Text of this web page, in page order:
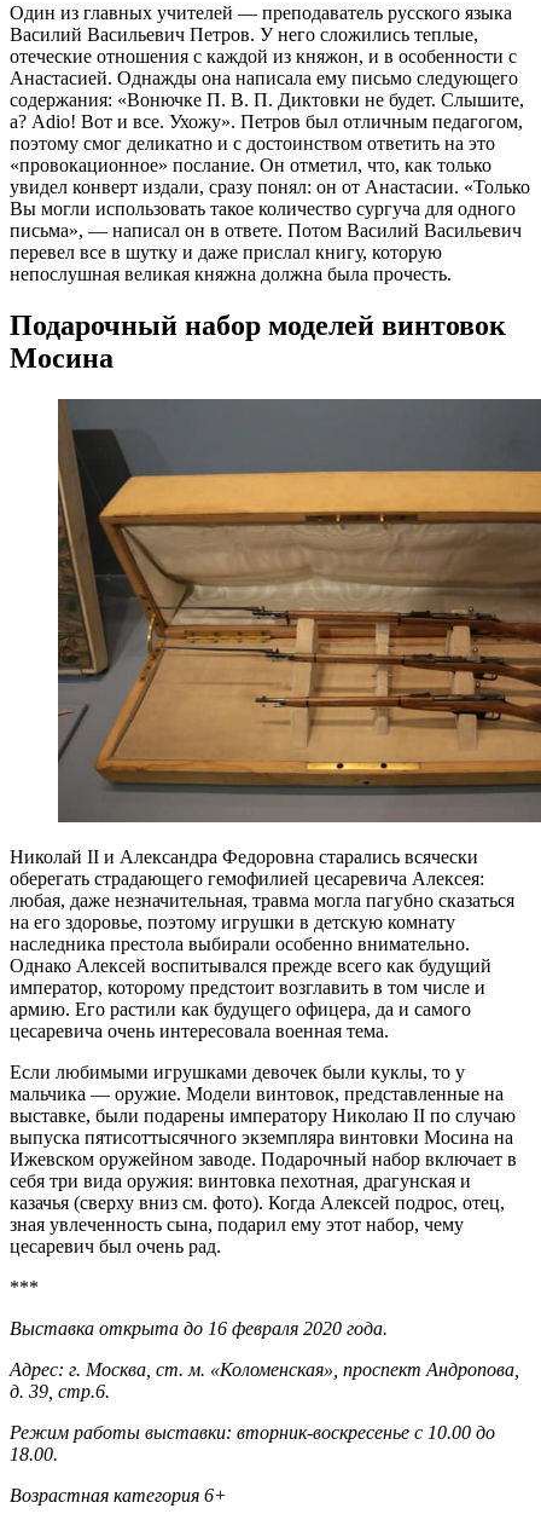
Один из главных учителей — преподаватель русского языка
Василий Васильевич Петров. У него сложились теплые,
отеческие отношения с каждой из княжон, и в особенности с
Анастасией. Однажды она написала ему письмо следующего
содержания: «Вонючке П. В. П. Диктовки не будет. Слышите,
а? Adio! Вот и все. Ухожу». Петров был отличным педагогом,
поэтому смог деликатно и с достоинством ответить на это
«провокационное» послание. Он отметил, что, как только
увидел конверт издали, сразу понял: он от Анастасии. «Только
Вы могли использовать такое количество сургуча для одного
письма», — написал он в ответе. Потом Василий Васильевич
перевел все в шутку и даже прислал книгу, которую
непослушная великая княжна должна была прочесть.
Подарочный набор моделей винтовок
Мосина
Николай II и Александра Федоровна старались всячески
оберегать страдающего гемофилией цесаревича Алексея:
любая, даже незначительная, травма могла пагубно сказаться
на его здоровье, поэтому игрушки в детскую комнату
наследника престола выбирали особенно внимательно.
Однако Алексей воспитывался прежде всего как будущий
император, которому предстоит возглавить в том числе и
армию. Его растили как будущего офицера, да и самого
цесаревича очень интересовала военная тема.
Если любимыми игрушками девочек были куклы, то у
мальчика — оружие. Модели винтовок, представленные на
выставке, были подарены императору Николаю II по случаю
выпуска пятисоттысячного экземпляра винтовки Мосина на
Ижевском оружейном заводе. Подарочный набор включает в
себя три вида оружия: винтовка пехотная, драгунская и
казачья (сверху вниз см. фото). Когда Алексей подрос, отец,
зная увлеченность сына, подарил ему этот набор, чему
цесаревич был очень рад.
***
Выставка открыта до 16 февраля 2020 года.
Адрес: г. Москва, ст. м. «Коломенская», проспект Андропова,
д. 39, стр.6.
Режим работы выставки: вторник-воскресенье с 10.00 до
18.00.
Возрастная категория 6+